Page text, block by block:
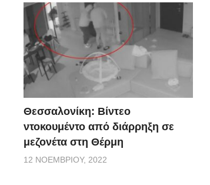
Θεσσαλονίκη: Βίντεο
ντοκουμέντο από διάρρηξη σε
μεζονέτα στη Θέρμη
12 ΝΟΕΜΒΡΊΟΥ, 2022